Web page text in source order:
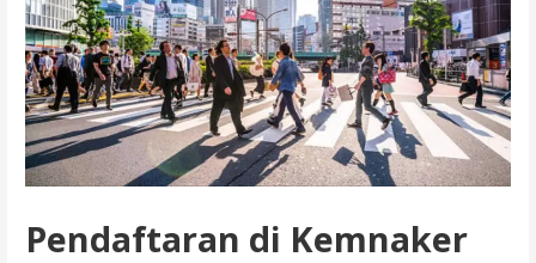
Pendaftaran di Kemnaker